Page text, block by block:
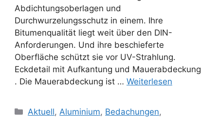
Abdichtungsoberlagen und
Durchwurzelungsschutz in einem. Ihre
Bitumenqualität liegt weit über den DIN-
Anforderungen. Und ihre beschieferte
Oberfläche schützt sie vor UV-Strahlung.
Eckdetail mit Aufkantung und Mauerabdeckung
. Die Mauerabdeckung ist … Weiterlesen
Kategorien
Aktuell,Aluminium, Bedachungen,